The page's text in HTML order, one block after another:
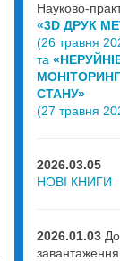
Науково-
«3D ДРУК
(26 травня
та
СТАНУ»
(27 травня
2026.03.05
НОВІ КНИГИ
2026.01.03